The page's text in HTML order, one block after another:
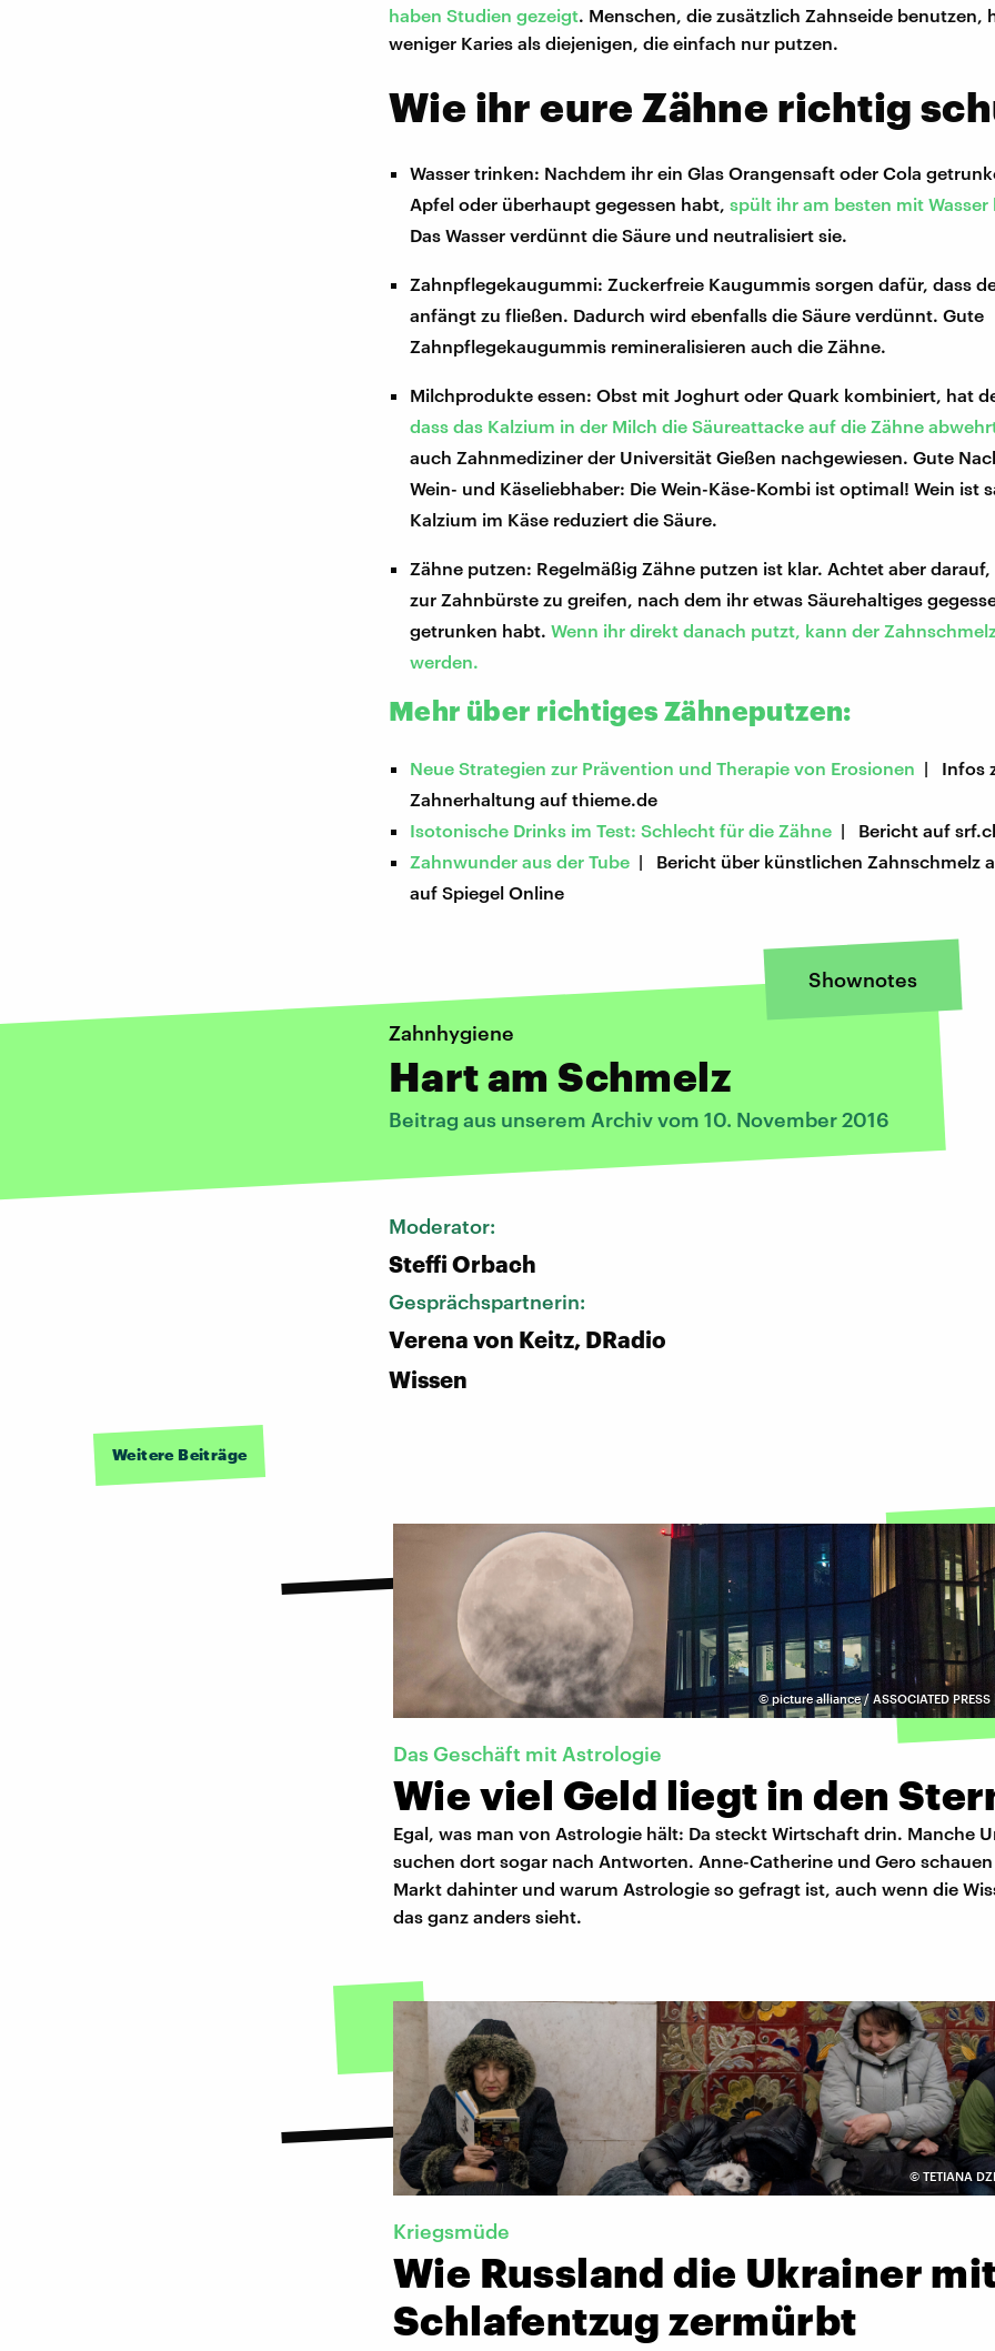
haben Studien gezeigt. Menschen, die zusätzlich Zahnseide benutzen,
weniger Karies als diejenigen, die einfach nur putzen.
Wie ihr eure Zähne richtig
Wasser trinken: Nachdem ihr ein Glas Orangensaft oder Cola
Apfel oder überhaupt gegessen habt,spült ihr am besten mit Wasser
Das Wasser verdünnt die Säure und neutralisiert sie.
Zahnpflegekaugummi: Zuckerfreie Kaugummis sorgen dafür, dass
anfängt zu fließen. Dadurch wird ebenfalls die Säure verdünnt. Gute
Zahnpflegekaugummis remineralisieren auch die Zähne.
Milchprodukte essen: Obst mit Joghurt oder Quark kombiniert, hat
dass das Kalzium in der Milch die Säureattacke auf die Zähne
auch Zahnmediziner der Universität Gießen nachgewiesen. Gute
Wein- und Käseliebhaber: Die Wein-Käse-Kombi ist optimal! Wein ist
Kalzium im Käse reduziert die Säure.
Zähne putzen: Regelmäßig Zähne putzen ist klar. Achtet aber
zur Zahnbürste zu greifen, nach dem ihr etwas Säurehaltiges
getrunken habt.Wenn ihr direkt danach putzt, kann der
werden.
Mehr über richtiges Zähneputzen:
Neue Strategien zur Prävention und Therapie von Erosionen | Infos
Zahnerhaltung auf thieme.de
Isotonische Drinks im Test: Schlecht für die Zähne | Bericht auf
Zahnwunder aus der Tube | Bericht über künstlichen Zahnschmelz
auf Spiegel Online
Shownotes
Zahnhygiene
Hart am Schmelz
Beitrag aus unserem Archiv vom 10. November 2016
Moderator:
Steffi Orbach
Gesprächspartnerin:
Verena von Keitz, DRadio
Wissen
Weitere Beiträge
© picture alliance / ASSOCIATED
Das Geschäft mit Astrologie
Wie viel Geld liegt in den
Egal, was man von Astrologie hält: Da steckt Wirtschaft drin. Manche
suchen dort sogar nach Antworten. Anne-Catherine und Gero
Markt dahinter und warum Astrologie so gefragt ist, auch wenn die
das ganz anders sieht.
© TETIANA
Kriegsmüde
Wie Russland die Ukrainer
Schlafentzug zermürbt